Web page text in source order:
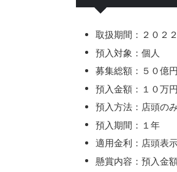
取扱期間：２０２
預入対象：個人
募集総額：５０億円
預入金額：１０万
預入方法：店頭の
預入期間：１年
適用金利：店頭表
懸賞内容：預入金